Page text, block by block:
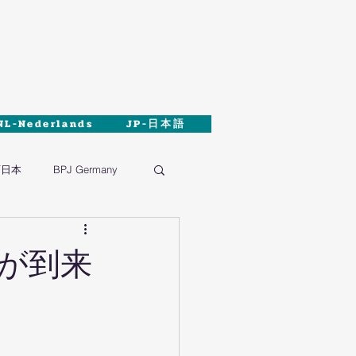
Nederlands JP-日本語
本 BPJ Germany
到来